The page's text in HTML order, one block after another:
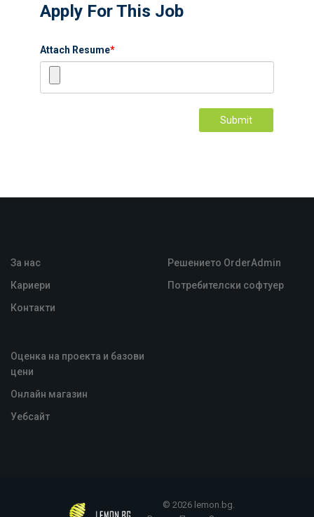
Apply For This Job
Attach Resume*
Submit
За нас
Кариери
Контакти
Решението OrderAdmin
Потребителски софтуер
Оценка на проекта и базови
цени
Oнлайн магазин
Уебсайт
© 2026 lemon.bg.